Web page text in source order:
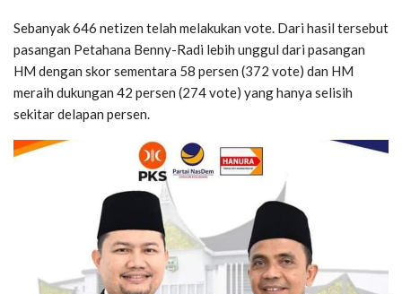
Sebanyak 646 netizen telah melakukan vote. Dari hasil tersebut
pasangan Petahana Benny-Radi lebih unggul dari pasangan
HM dengan skor sementara 58 persen (372 vote) dan HM
meraih dukungan 42 persen (274 vote) yang hanya selisih
sekitar delapan persen.